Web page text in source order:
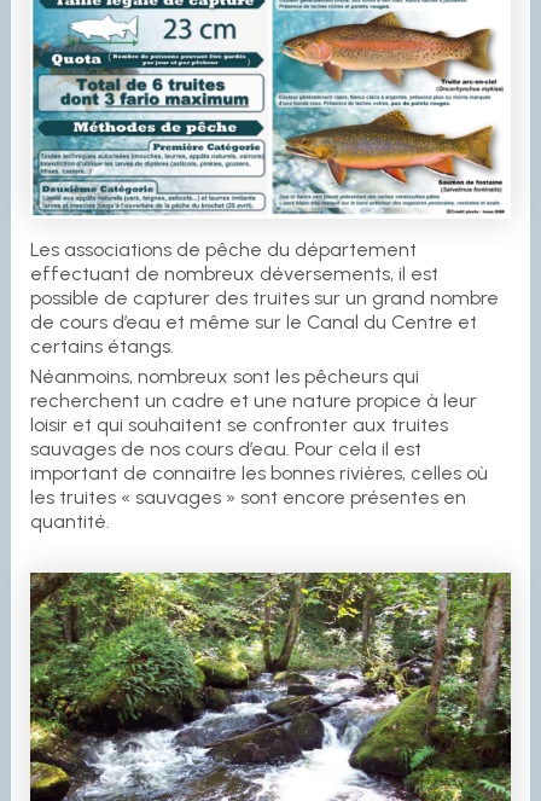
Les associations de pêche du département
effectuant de nombreux déversements, il est
possible de capturer des truites sur un grand nombre
de cours d’eau et même sur le Canal du Centre et
certains étangs.
Néanmoins, nombreux sont les pêcheurs qui
recherchent un cadre et une nature propice à leur
loisir et qui souhaitent se confronter aux truites
sauvages de nos cours d’eau. Pour cela il est
important de connaitre les bonnes rivières, celles où
les truites « sauvages » sont encore présentes en
quantité.